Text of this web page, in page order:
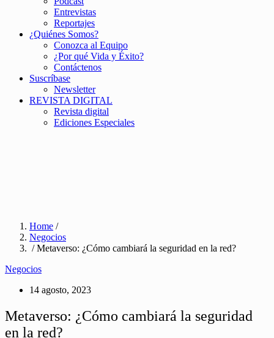
Entrevistas
Reportajes
¿Quiénes Somos?
Conozca al Equipo
¿Por qué Vida y Éxito?
Contáctenos
Suscríbase
Newsletter
REVISTA DIGITAL
Revista digital
Ediciones Especiales
Home /
Negocios
/ Metaverso: ¿Cómo cambiará la seguridad en la red?
Negocios
14 agosto, 2023
Metaverso: ¿Cómo cambiará la seguridad
en la red?